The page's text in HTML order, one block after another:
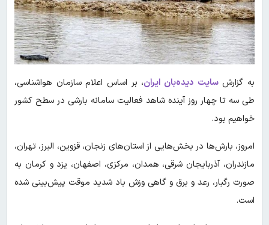
به گزارشسایت دیده‌بان ایران، بر اساس اعلام سازمان هواشناسی،
طی سه تا چهار روز آینده شاهد فعالیت سامانه بارشی در سطح کشور
خواهیم بود.
امروز، بارش‌ها در بخش‌هایی از استان‌های زنجان، قزوین، البرز، تهران،
مازندران، آذربایجان شرقی، همدان، مرکزی، اصفهان، یزد و کرمان به
صورت رگبار، رعد و برق و گاهی وزش باد شدید موقت پیش‌بینی شده
است.